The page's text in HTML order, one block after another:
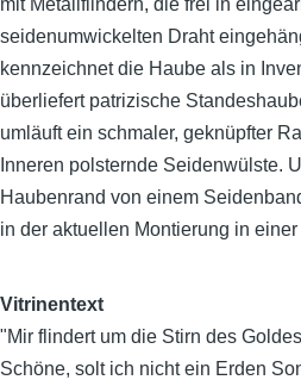
mit Metallflindern, die frei in
seidenumwickelten Draht
kennzeichnet die Haube als in
überliefert patrizische
umläuft ein schmaler, geknüpfter
Inneren polsternde Seidenwülste.
Haubenrand von einem
in der aktuellen Montierung in
Vitrinentext
"Mir flindert um die Stirn des
Schöne, solt ich nicht ein Erden